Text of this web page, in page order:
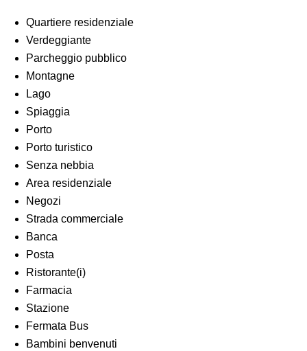
Quartiere residenziale
Verdeggiante
Parcheggio pubblico
Montagne
Lago
Spiaggia
Porto
Porto turistico
Senza nebbia
Area residenziale
Negozi
Strada commerciale
Banca
Posta
Ristorante(i)
Farmacia
Stazione
Fermata Bus
Bambini benvenuti